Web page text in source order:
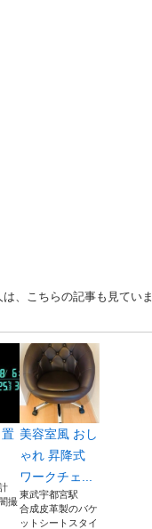
、こちらの記事も見ていま
計
撮
美容室風 おし
ゃれ 昇降式
ワークチェ...
東武宇都宮駅
合成皮革製のバケ
ットシートスタイ